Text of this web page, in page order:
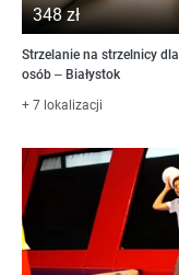
348 zł
Strzelanie na strzelnicy
osób – Białystok
+ 7 lokalizacji